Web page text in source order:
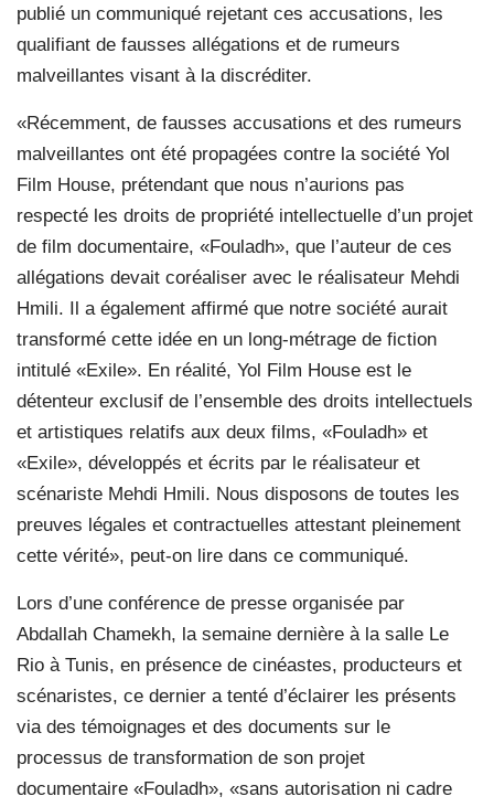
publié un communiqué rejetant ces accusations, les
qualifiant de fausses allégations et de rumeurs
malveillantes visant à la discréditer.
«Récemment, de fausses accusations et des rumeurs
malveillantes ont été propagées contre la société Yol
Film House, prétendant que nous n’aurions pas
respecté les droits de propriété intellectuelle d’un projet
de film documentaire, «Fouladh», que l’auteur de ces
allégations devait coréaliser avec le réalisateur Mehdi
Hmili. Il a également affirmé que notre société aurait
transformé cette idée en un long-métrage de fiction
intitulé «Exile». En réalité, Yol Film House est le
détenteur exclusif de l’ensemble des droits intellectuels
et artistiques relatifs aux deux films, «Fouladh» et
«Exile», développés et écrits par le réalisateur et
scénariste Mehdi Hmili. Nous disposons de toutes les
preuves légales et contractuelles attestant pleinement
cette vérité», peut-on lire dans ce communiqué.
Lors d’une conférence de presse organisée par
Abdallah Chamekh, la semaine dernière à la salle Le
Rio à Tunis, en présence de cinéastes, producteurs et
scénaristes, ce dernier a tenté d’éclairer les présents
via des témoignages et des documents sur le
processus de transformation de son projet
documentaire «Fouladh», «sans autorisation ni cadre